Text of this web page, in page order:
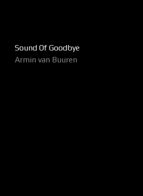
Sound Of Goodbye
Armin van Buuren